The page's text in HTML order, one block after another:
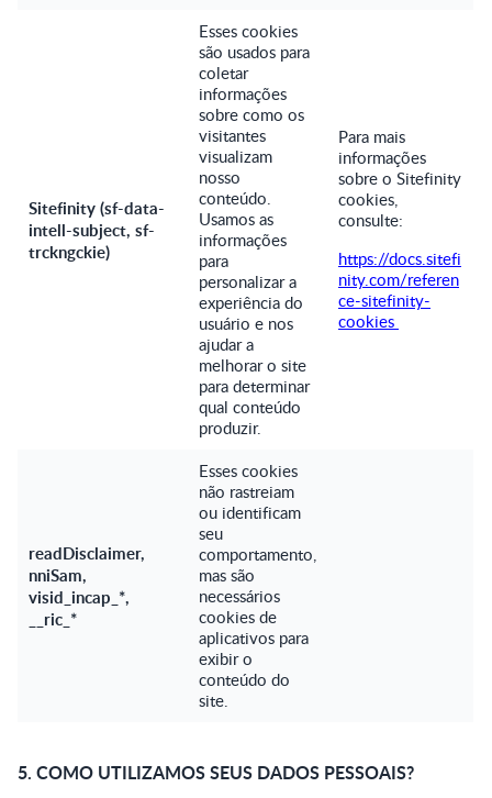
Sitefinity (sf-data-
intell-subject, sf-
trckngckie)
Esses cookies
são usados para
coletar
informações
sobre como os
visitantes
visualizam
nosso
conteúdo.
Usamos as
informações
para
personalizar a
experiência do
usuário e nos
ajudar a
melhorar o site
para determinar
qual conteúdo
produzir.
Para mais
informações
sobre o Sitefinity
cookies,
consulte:
https://docs.sitefi
nity.com/referen
ce-sitefinity-
cookies
readDisclaimer,
nniSam,
visid_incap_*,
__ric_*
Esses cookies
não rastreiam
ou identificam
seu
comportamento,
mas são
necessários
cookies de
aplicativos para
exibir o
conteúdo do
site.
5. COMO UTILIZAMOS SEUS DADOS PESSOAIS?